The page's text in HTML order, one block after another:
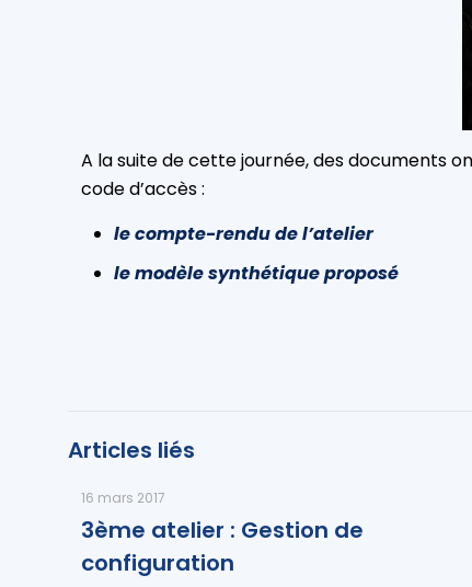
A la suite de cette journée, des documents
code d’accès :
le compte-rendu de l’atelier
le modèle synthétique proposé
Articles liés
16 mars 2017
3ème atelier : Gestion de
configuration